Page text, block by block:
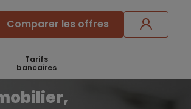
Comparer les offres
Tarifs
bancaires